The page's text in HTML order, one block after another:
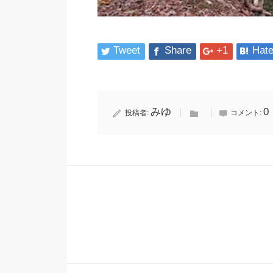
Tweet Share +1
投稿者: みゆ コメント: 0